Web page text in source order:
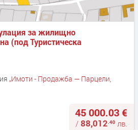
за жилищно
(под Туристическа
„Имоти - Продажба — Парцели,
45 000.03 €
/88,012.40 лв.